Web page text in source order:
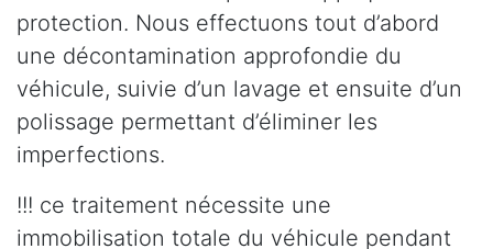
protection. Nous effectuons tout d’abord
une décontamination approfondie du
véhicule, suivie d’un lavage et ensuite d’un
polissage permettant d’éliminer les
imperfections.
!!! ce traitement nécessite une
immobilisation totale du véhicule pendant